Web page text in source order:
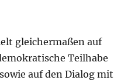
gleichermaßen auf
Teilhabe
auf den Dialog mit